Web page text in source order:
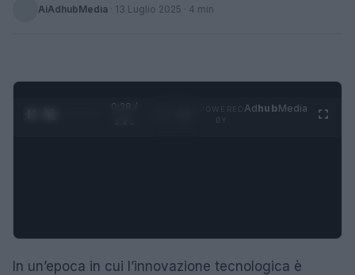
AiAdhubMedia · 13 Luglio 2025 · 4 min
0:28 /
AdhubMedia
In un’epoca in cui l’innovazione tecnologica è